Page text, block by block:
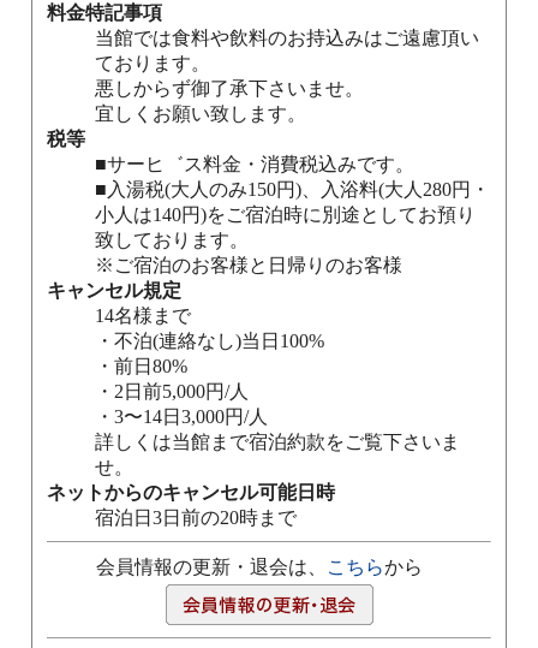
料金特記事項
当館では食料や飲料のお持込みはご遠慮頂い
ております。
悪しからず御了承下さいませ。
宜しくお願い致します。
税等
■サーヒ゛ス料金・消費税込みです。
■入湯税(大人のみ150円)、入浴料(大人280円・
小人は140円)をご宿泊時に別途としてお預り
致しております。
※ご宿泊のお客様と日帰りのお客様
キャンセル規定
14名様まで
・不泊(連絡なし)当日100%
・前日80%
・2日前5,000円/人
・3〜14日3,000円/人
詳しくは当館まで宿泊約款をご覧下さいま
せ。
ネットからのキャンセル可能日時
宿泊日3日前の20時まで
会員情報の更新・退会は、 こちらから